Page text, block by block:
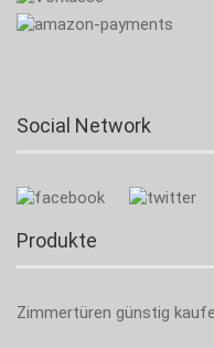
Social Network
Produkte
Zimmertüren günstig